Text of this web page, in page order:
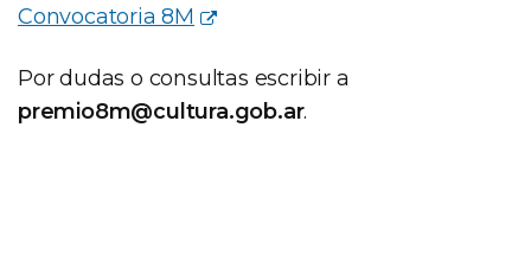
Convocatoria 8M
Por dudas o consultas escribir a
premio8m@cultura.gob.ar.